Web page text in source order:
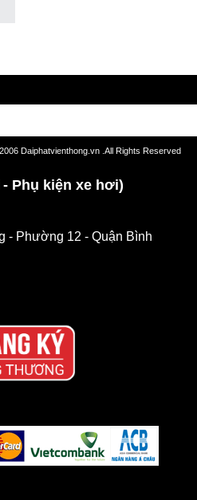
Daiphatvienthong.vn .All Rights Reserved
Phụ kiện xe hơi)
- Phường 12 - Quận Bình